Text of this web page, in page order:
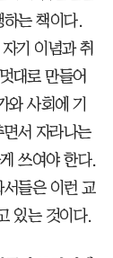
는 책이다.
기 이념과 취
대로 만들어
와 사회에 기
서 자라나는
쓰여야 한다.
들은 이런 교
있는 것이다.